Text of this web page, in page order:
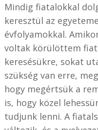
Mindig fiatalokkal
keresztül az
évfolyamokkal.
voltak körülöttem
keresésükre, sokat
szükség van erre,
hogy megértsük a
is, hogy közel
tudjunk lenni. A